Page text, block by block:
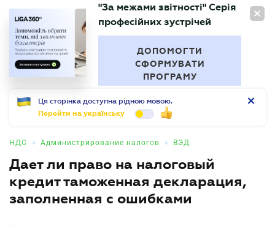
RU
БУХГАЛТЕР
"За межами звітності" Серія
професійних зустрічей
ДОПОМОГТИ
СФОРМУВАТИ
ПРОГРАМУ
Ця сторінка доступна рідною мовою.
Перейти на українську
НДС • Администрирование налогов • ВЭД
Дает ли право на налоговый
кредит таможенная декларация,
заполненная с ошибками